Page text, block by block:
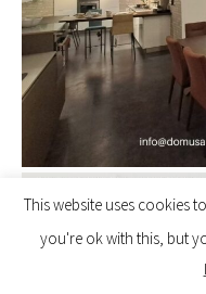
This website uses cookies
you're ok with this, but